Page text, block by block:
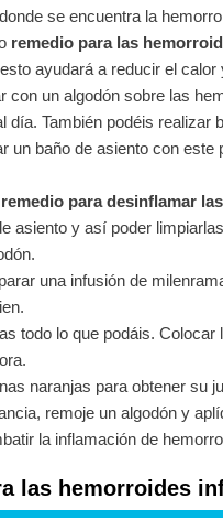
se encuentra la
remedio para las
ayudará a reducir el calor
con un algodón sobre las
día. También podéis realizar
un baño de asiento con
remedio para desinflamar
asiento y así poder
una infusión de
todo lo que podáis.
naranjas para obtener su
remoje un algodón y
la inflamación de
las hemorroides